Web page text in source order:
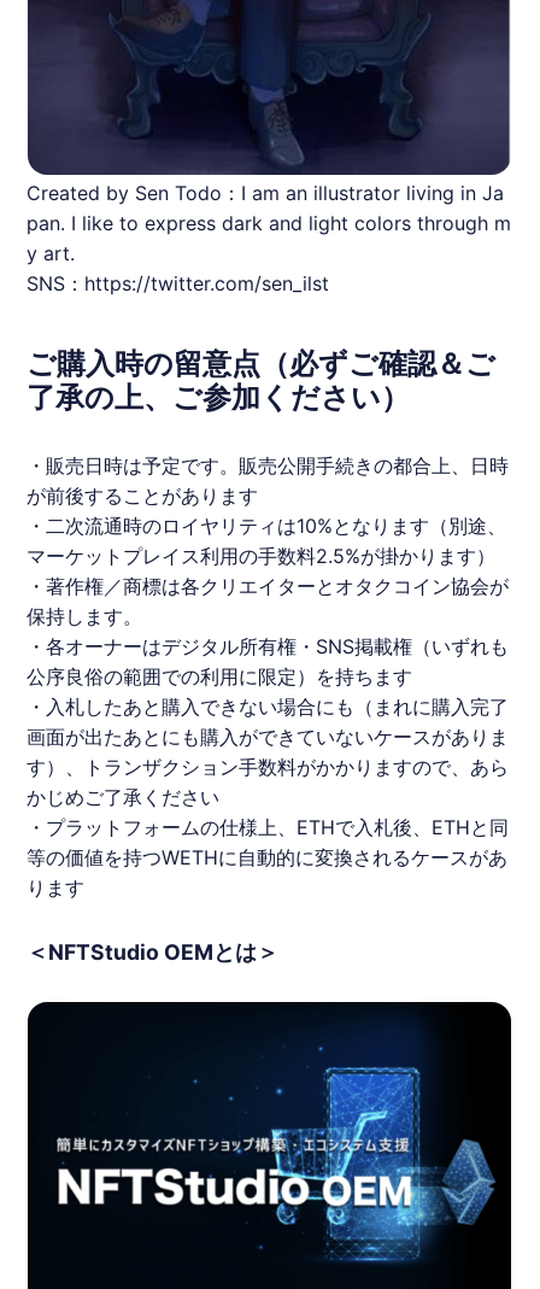
Created by Sen Todo：I am an illustrator living in Ja
pan. I like to express dark and light colors through m
y art.
SNS：https://twitter.com/sen_ilst
ご購入時の留意点（必ずご確認＆ご
了承の上、ご参加ください）
・販売日時は予定です。販売公開手続きの都合上、日時
が前後することがあります
・二次流通時のロイヤリティは10%となります（別途、
マーケットプレイス利用の手数料2.5%が掛かります）
・著作権／商標は各クリエイターと オタクコイン協会が
保持します。
・各オーナーはデジタル所有権・SNS掲載権（いずれも
公序良俗の範囲での利用に限定）を持ちます
・入札したあと購入できない場合にも（まれに購入完了
画面が出たあとにも購入ができていないケースがありま
す）、トランザクション手数料がかかりますので、あら
かじめご了承ください
・プラットフォームの仕様上、ETHで入札後、ETHと同
等の価値を持つWETHに自動的に変換されるケースがあ
ります
＜NFTStudio OEMとは＞